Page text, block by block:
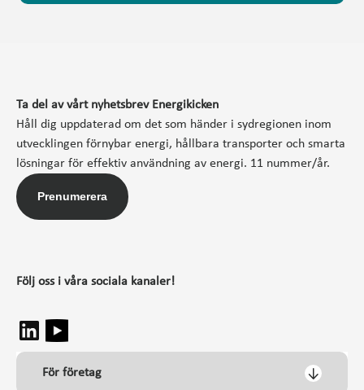
Ta del av vårt nyhetsbrev Energikicken
Håll dig uppdaterad om det som händer i sydregionen inom
utvecklingen förnybar energi, hållbara transporter och smarta
lösningar för effektiv användning av energi. 11 nummer/år.
Prenumerera
Följ oss i våra sociala kanaler!
För företag